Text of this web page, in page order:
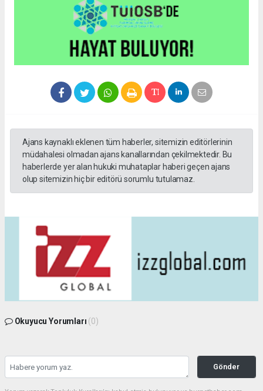
Ajans kaynaklı eklenen tüm haberler, sitemizin editörlerinin
müdahalesi olmadan ajans kanallarından çekilmektedir. Bu
haberlerde yer alan hukuki muhataplar haberi geçen ajans
olup sitemizin hiç bir editörü sorumlu tutulamaz.
Okuyucu Yorumları (0)
Gönder